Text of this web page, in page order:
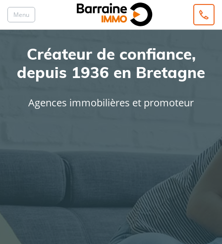
Menu
Créateur de confiance,
depuis 1936 en Bretagne
Agences immobilières et promoteur